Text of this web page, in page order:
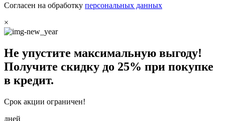
Согласен на обработку персональных данных
×
Не упустите максимальную выгоду!
Получите скидку до 25% при покупке
в кредит.
Срок акции ограничен!
дней